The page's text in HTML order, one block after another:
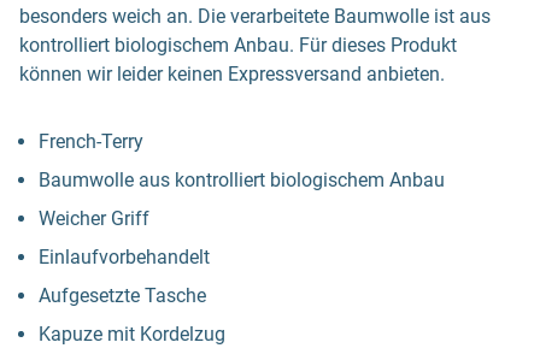
besonders weich an. Die verarbeitete Baumwolle ist aus
kontrolliert biologischem Anbau. Für dieses Produkt
können wir leider keinen Expressversand anbieten.
French-Terry
Baumwolle aus kontrolliert biologischem Anbau
Weicher Griff
Einlaufvorbehandelt
Aufgesetzte Tasche
Kapuze mit Kordelzug